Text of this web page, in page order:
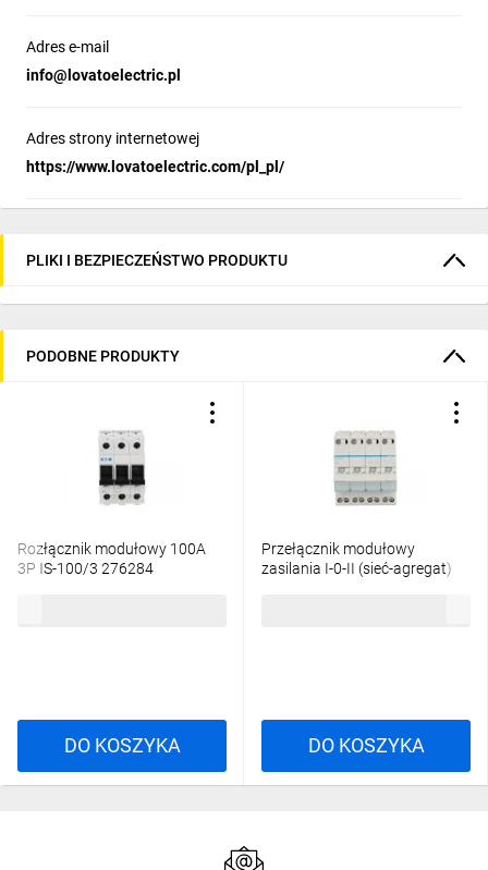
Adres e-mail
info@lovatoelectric.pl
Adres strony internetowej
https://www.lovatoelectric.com/pl_pl/
PLIKI I BEZPIECZEŃSTWO PRODUKTU
PODOBNE PRODUKTY
Rozłącznik modułowy 100A
3P IS-100/3 276284
DO KOSZYKA
Przełącznik modułowy
zasilania I-0-II (sieć-agregat)
DO KOSZYKA